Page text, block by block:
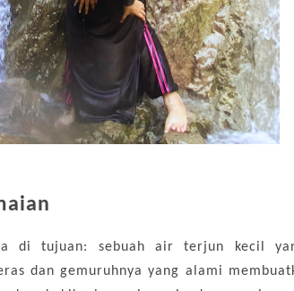
di tujuan: sebuah air terjun kecil
dan gemuruhnya yang alami